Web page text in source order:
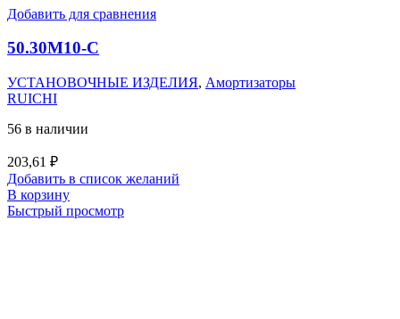
Добавить для сравнения
50.30M10-C
УСТАНОВОЧНЫЕ ИЗДЕЛИЯ, Амортизаторы
RUICHI
56 в наличии
203,61 ₽
Добавить в список желаний
В корзину
Быстрый просмотр